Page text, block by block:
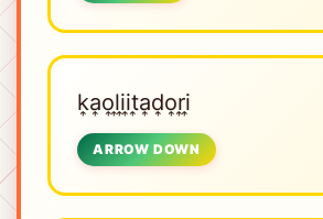
k͎a͎o͎l͎i͎i͎t͎a͎d͎o͎r͎i͎
ARROW DOWN